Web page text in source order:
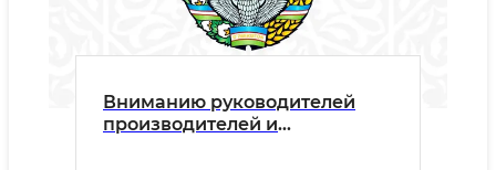
Вниманию руководителей
производителей и